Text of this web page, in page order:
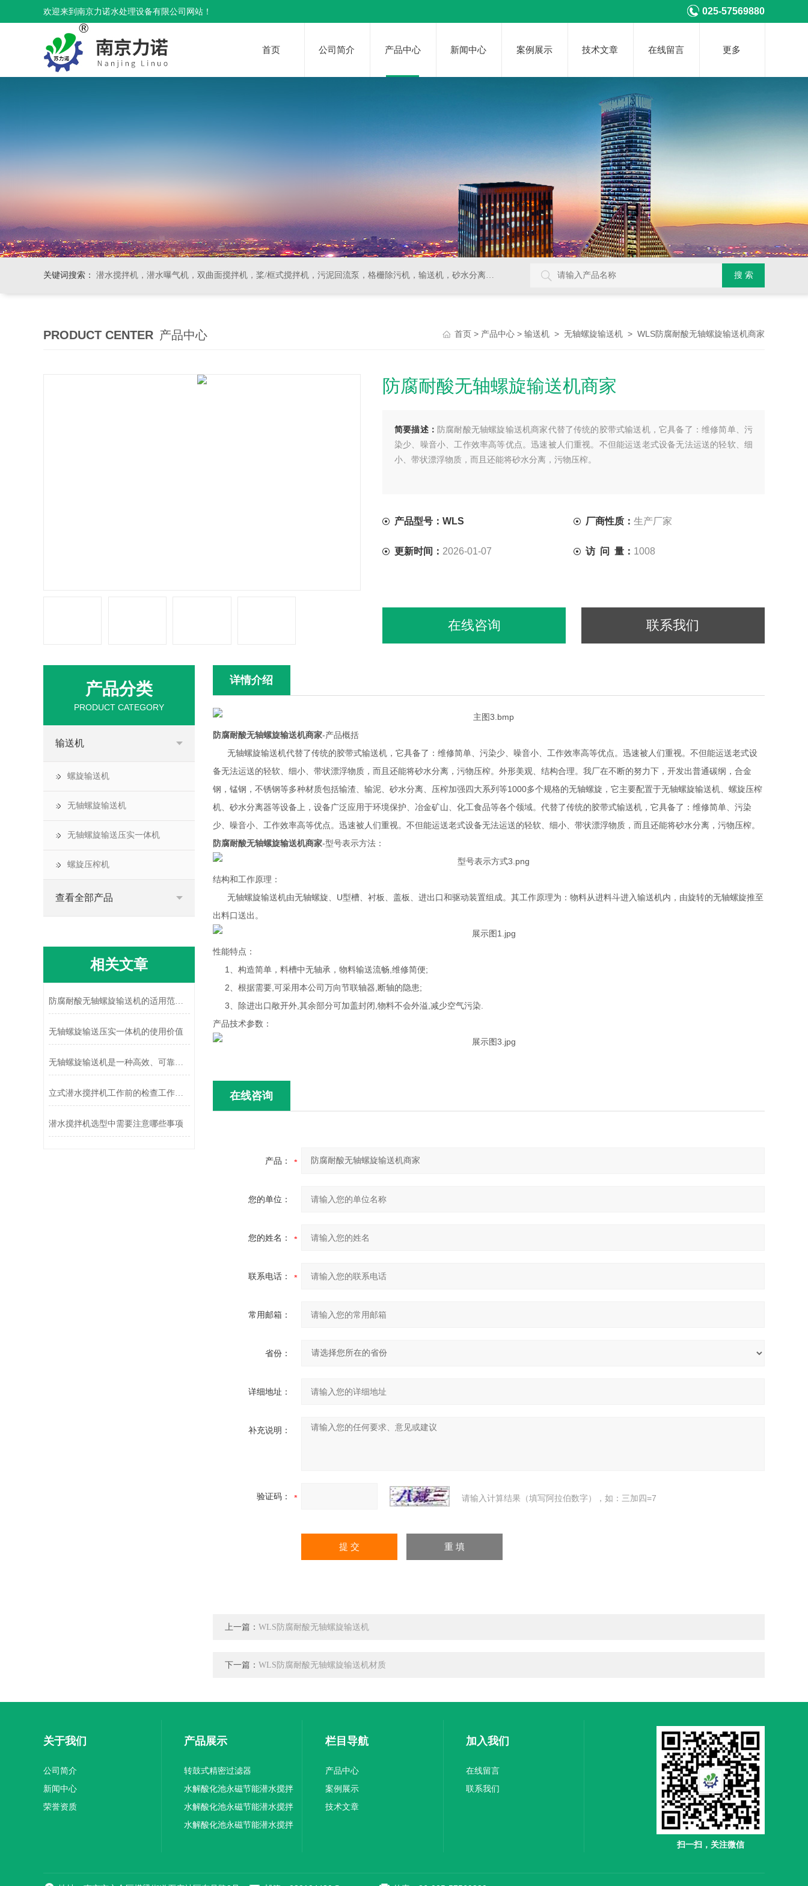
欢迎来到南京力诺水处理设备有限公司网站！ 025-57569880
首页 公司简介 产品中心 新闻中心 案例展示 技术文章 在线留言 更多
关键词搜索： 潜水搅拌机，潜水曝气机，双曲面搅拌机，桨/框式搅拌机，污泥回流泵，格栅除污机，输送机，砂水分离器等水处理设备
PRODUCT CENTER 产品中心 首页 > 产品中心 > 输送机 > 无轴螺旋输送机 > WLS防腐耐酸无轴螺旋输送机商家
防腐耐酸无轴螺旋输送机商家
简要描述： 防腐耐酸无轴螺旋输送机商家代替了传统的胶带式输送机，它具备了：维修简单、污
染少、噪音小、工作效率高等优点。迅速被人们重视。不但能运送老式设备无法运送的轻软、细
小、带状漂浮物质，而且还能将砂水分离，污物压榨。
产品型号：WLS 厂商性质： 生产厂家
更新时间： 2026-01-07 访 问 量： 1008
在线咨询 联系我们
详情介绍
防腐耐酸无轴螺旋输送机商家-产品概括
无轴螺旋输送机代替了传统的胶带式输送机，它具备了：维修简单、污染少、噪音小、工作效率高等优点。迅速被人们重视。不但能运送老式设
备无法运送的轻软、细小、带状漂浮物质，而且还能将砂水分离，污物压榨。外形美观、结构合理。我厂在不断的努力下，开发出普通碳纲，合金
钢，锰钢，不锈钢等多种材质包括输渣、输泥、砂水分离、压榨加强四大系列等1000多个规格的无轴螺旋，它主要配置于无轴螺旋输送机、螺旋压榨
机、砂水分离器等设备上，设备广泛应用于环境保护、冶金矿山、化工食品等各个领域。代替了传统的胶带式输送机，它具备了：维修简单、污染
少、噪音小、工作效率高等优点。迅速被人们重视。不但能运送老式设备无法运送的轻软、细小、带状漂浮物质，而且还能将砂水分离，污物压榨。
防腐耐酸无轴螺旋输送机商家-型号表示方法：
结构和工作原理：
无轴螺旋输送机由无轴螺旋、U型槽、衬板、盖板、进出口和驱动装置组成。其工作原理为：物料从进料斗进入输送机内，由旋转的无轴螺旋推至
出料口送出。
性能特点：
1、构造简单，料槽中无轴承，物料输送流畅,维修简便;
2、根据需要,可采用本公司万向节联轴器,断轴的隐患;
3、除进出口敞开外,其余部分可加盖封闭,物料不会外溢,减少空气污染.
产品技术参数：
在线咨询
产品：
您的单位：
您的姓名：
联系电话：
常用邮箱：
省份：
详细地址：
补充说明：
验证码： 请输入计算结果（填写阿拉伯数字），如：三加四=7
上一篇： WLS防腐耐酸无轴螺旋输送机
下一篇： WLS防腐耐酸无轴螺旋输送机材质
产品分类
PRODUCT CATEGORY
输送机
螺旋输送机
无轴螺旋输送机
无轴螺旋输送压实一体机
螺旋压榨机
查看全部产品
相关文章
防腐耐酸无轴螺旋输送机的适用范围广泛而重要
无轴螺旋输送压实一体机的使用价值
无轴螺旋输送机是一种高效、可靠的物料输送设备
立式潜水搅拌机工作前的检查工作有哪些？
潜水搅拌机选型中需要注意哪些事项
关于我们
公司简介
新闻中心
荣誉资质
产品展示
转鼓式精密过滤器
水解酸化池永磁节能潜水搅拌
机厂家供应
水解酸化池永磁节能潜水搅拌
机厂家直销
水解酸化池永磁节能潜水搅拌
栏目导航
产品中心
案例展示
技术文章
加入我们
在线留言
联系我们
扫一扫，关注微信